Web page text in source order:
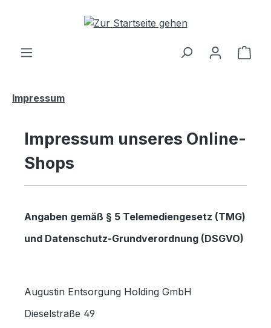
Zum Hauptinhalt springen
Impressum
Impressum unseres Online-
Shops
Angaben gemäß § 5 Telemediengesetz (TMG)
und Datenschutz-Grundverordnung (DSGVO)
Augustin Entsorgung Holding GmbH
Dieselstraße 49